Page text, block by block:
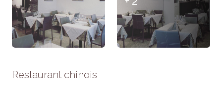
Restaurant chinois
les chances
de voir du
contenu et
des offres
personnalisés.